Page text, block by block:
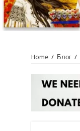
Home / Блог /